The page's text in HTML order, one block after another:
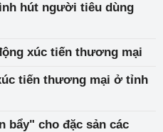
hút người tiêu dùng
xúc tiến thương mại
tiến thương mại ở tỉnh
bẩy" cho đặc sản các